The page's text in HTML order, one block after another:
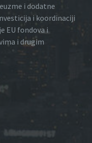
i dodatne
i koordinaciji
EU fondova i
i drugim